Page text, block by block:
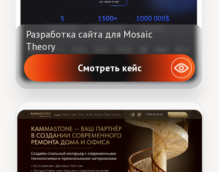
Разработка сайта для языковой
школы